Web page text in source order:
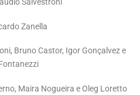
Salvestroni
Zanella
Bruno Castor, Igor Gonçalvez e
Maira Nogueira e Oleg Loretto